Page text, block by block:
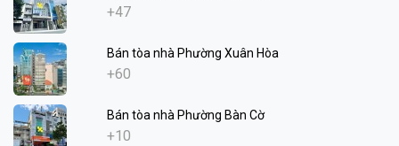
+47
Bán tòa nhà Phường Xuân Hòa
+60
Bán tòa nhà Phường Bàn Cờ
+10